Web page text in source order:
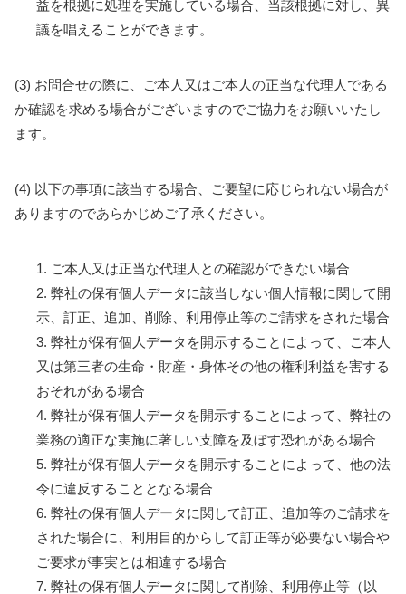
益を根拠に処理を実施している場合、当該根拠に対し、異
議を唱えることができます。
(3) お問合せの際に、ご本人又はご本人の正当な代理人である
か確認を求める場合がございますのでご協力をお願いいたし
ます。
(4) 以下の事項に該当する場合、ご要望に応じられない場合が
ありますのであらかじめご了承ください。
1. ご本人又は正当な代理人との確認ができない場合
2. 弊社の保有個人データに該当しない個人情報に関して開
示、訂正、追加、削除、利用停止等のご請求をされた場合
3. 弊社が保有個人データを開示することによって、ご本人
又は第三者の生命・財産・身体その他の権利利益を害する
おそれがある場合
4. 弊社が保有個人データを開示することによって、弊社の
業務の適正な実施に著しい支障を及ぼす恐れがある場合
5. 弊社が保有個人データを開示することによって、他の法
令に違反することとなる場合
6. 弊社の保有個人データに関して訂正、追加等のご請求を
された場合に、利用目的からして訂正等が必要ない場合や
ご要求が事実とは相違する場合
7. 弊社の保有個人データに関して削除、利用停止等（以